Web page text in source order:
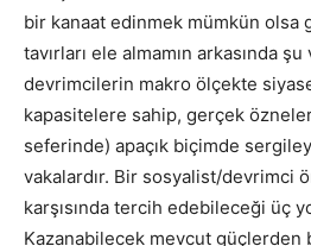
bir kanaat edinmek mümkün olsa
tavırları ele almamın arkasında
devrimcilerin makro ölçekte
kapasitelere sahip, gerçek özneler
seferinde) apaçık biçimde
vakalardır. Bir sosyalist/devrimci
karşısında tercih edebileceği üç
Kazanabilecek mevcut güçlerden